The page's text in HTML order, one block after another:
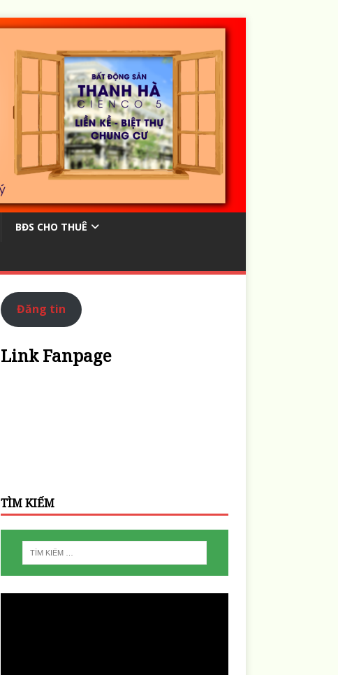
BĐS CHO THUÊ
Đăng tin
Link Fanpage
TÌM KIẾM